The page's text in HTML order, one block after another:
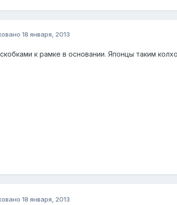
18 января, 2013
к рамке в основании. Японцы таким
18 января, 2013